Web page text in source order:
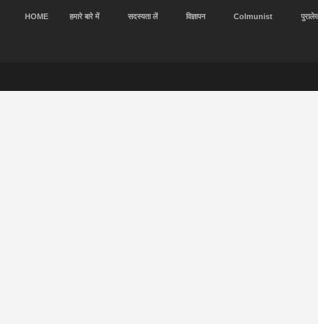
HOME हमारे बारे में सदस्यता लें विज्ञापन Colmunist